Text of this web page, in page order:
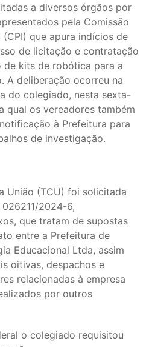
a diversos órgãos por
pela Comissão
que apura indícios de
de licitação e contratação
de kits de robótica para a
A deliberação ocorreu na
do colegiado, nesta sexta-
qual os vereadores também
à Prefeitura para
de investigação.
União (TCU) foi solicitada
2024-6,
que tratam de supostas
entre a Prefeitura de
Educacional Ltda, assim
oitivas, despachos e
relacionadas à empresa
por outros
o colegiado requisitou